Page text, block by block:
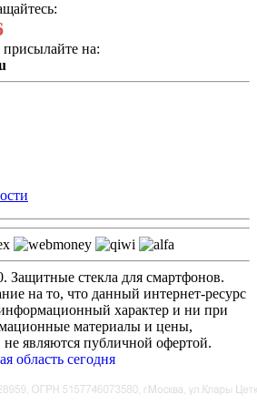
на:
Защитные стекла для смартфонов.
на то, что данный интернет-ресурс
характер и ни при
материалы и цены,
не являются публичной офертой.
область сегодня